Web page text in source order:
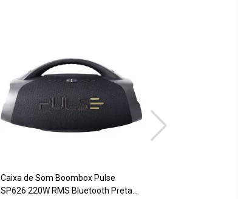
Caixa de Som Boombox Pulse
SP626 220W RMS Bluetooth Preta